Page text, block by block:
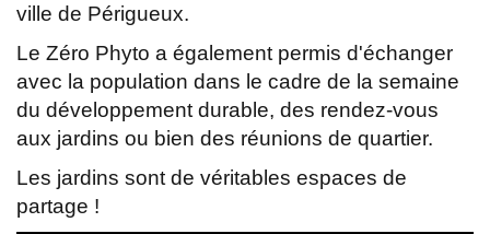
ville de Périgueux.
Le Zéro Phyto a également permis d'échanger
avec la population dans le cadre de la semaine
du développement durable, des rendez-vous
aux jardins ou bien des réunions de quartier.
Les jardins sont de véritables espaces de
partage !